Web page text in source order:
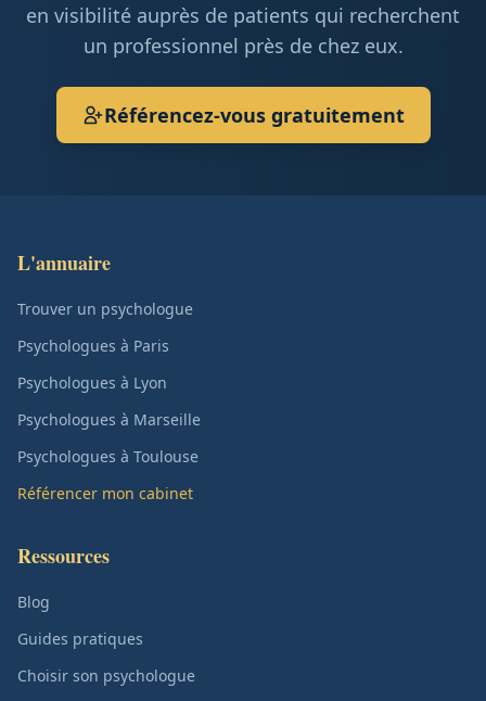
en visibilité auprès de patients qui recherchent
un professionnel près de chez eux.
Référencez-vous gratuitement
L'annuaire
Trouver un psychologue
Psychologues à Paris
Psychologues à Lyon
Psychologues à Marseille
Psychologues à Toulouse
Référencer mon cabinet
Ressources
Blog
Guides pratiques
Choisir son psychologue